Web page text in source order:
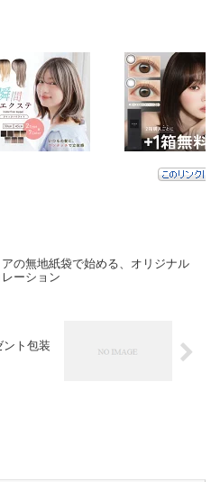
アの無地紙袋で始める、オリジナル
ーション
ント包装